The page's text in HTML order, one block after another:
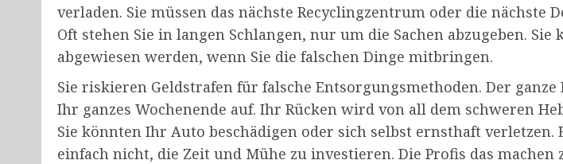
verladen. Sie müssen das nächste Recyclingzentrum oder die nächste
Oft stehen Sie in langen Schlangen, nur um die Sachen abzugeben. Sie
abgewiesen werden, wenn Sie die falschen Dinge mitbringen.
Sie riskieren Geldstrafen für falsche Entsorgungsmethoden. Der ganze
Ihr ganzes Wochenende auf. Ihr Rücken wird von all dem schweren
Sie könnten Ihr Auto beschädigen oder sich selbst ernsthaft verletzen.
einfach nicht, die Zeit und Mühe zu investieren. Die Profis das machen